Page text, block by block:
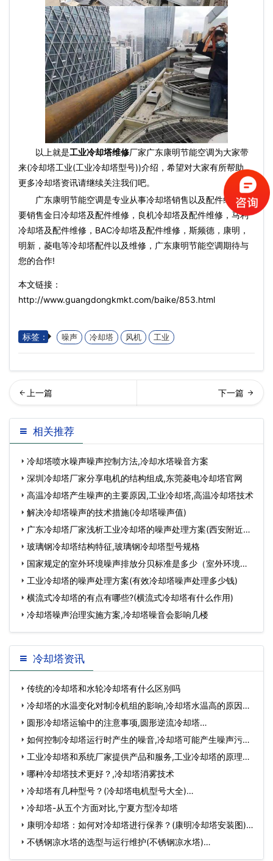
以上就是工业冷却塔维修厂家广东康明节能空调为大家带
来(冷却塔工业(工业冷却塔型号))介绍，希望对大家有所帮助，
更多冷却塔资讯请继续关注我们吧。
广东康明节能空调是专业从事冷却塔销售以及配件维修主
要销售金日冷却塔及配件维修，良机冷却塔及配件维修，马利
冷却塔及配件维修，BAC冷却塔及配件维修，斯频德，康明，
明新，菱电等冷却塔配件以及维修，广东康明节能空调期待与
您的合作!
本文链接：
http://www.guangdongkmkt.com/baike/853.html
标签： 噪声 冷却塔 风机 工业
却塔维修公司(东城区智能冷
却塔设备维修价…
封闭冷却塔(循环方形冷却塔
需要知道哪些参
相关推荐
冷却塔喷水噪声噪声控制方法,冷却水塔噪音方案
深圳冷却塔厂家分享电机的结构组成,东莞菱电冷却塔官网
高温冷却塔产生噪声的主要原因,工业冷却塔,高温冷却塔技术
解决冷却塔噪声的技术措施(冷却塔噪声值)
广东冷却塔厂家浅析工业冷却塔的噪声处理方案(西安附近冷
却 玻璃钢冷却塔结构特征,玻璃钢冷却塔型号规格
国家规定的室外环境噪声排放分贝标准是多少（室外环境噪
声标工业冷却塔的噪声处理方案(有效冷却塔噪声处理多少钱)
横流式冷却塔的有点有哪些?(横流式冷却塔有什么作用)
冷却塔噪声治理实施方案,冷却塔噪音会影响几楼
冷却塔资讯
传统的冷却塔和水轮冷却塔有什么区别吗
冷却塔的水温变化对制冷机组的影响,冷却塔水温高的原因…
圆形冷却塔运输中的注意事项,圆形逆流冷却塔…
如何控制冷却塔运行时产生的噪音,冷却塔可能产生噪声污染
吗…工业冷却塔和系统厂家提供产品和服务,工业冷却塔的原理是
什…哪种冷却塔技术更好？,冷却塔消雾技术
冷却塔有几种型号？(冷却塔电机型号大全)…
冷却塔-从五个方面对比,宁夏方型冷却塔
康明冷却塔：如何对冷却塔进行保养？(康明冷却塔安装图)…
不锈钢凉水塔的选型与运行维护(不锈钢凉水塔)…